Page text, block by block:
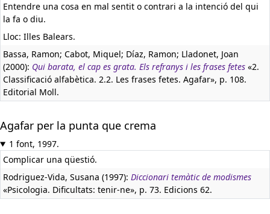
Entendre una cosa en mal sentit o contrari a la intenció del qui
la fa o diu.
Lloc: Illes Balears.
Bassa, Ramon; Cabot, Miquel; Díaz, Ramon; Lladonet, Joan
(2000): Qui barata, el cap es grata. Els refranys i les frases fetes «2.
Classificació alfabètica. 2.2. Les frases fetes. Agafar», p. 108.
Editorial Moll.
Agafar per la punta que crema
1 font, 1997.
Complicar una qüestió.
Rodriguez-Vida, Susana (1997): Diccionari temàtic de modismes
«Psicologia. Dificultats: tenir-ne», p. 73. Edicions 62.